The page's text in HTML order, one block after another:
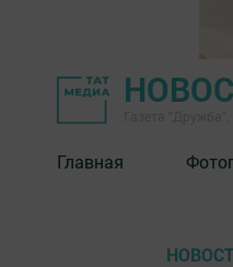
Главная